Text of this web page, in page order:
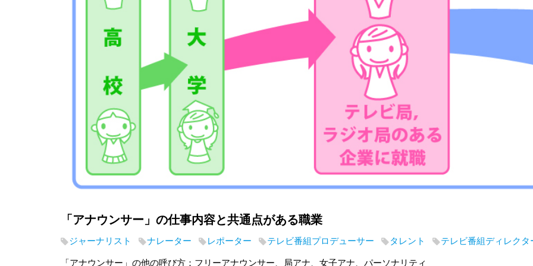
「アナウンサー」の仕事内容と共通点がある職業
ジャーナリスト ナレーター レポーター テレビ番組プロデューサー タレント テレビ番組ディレクタ
「アナウンサー」の他の呼び方：フリーアナウンサー、局アナ、女子アナ、パーソナリティ